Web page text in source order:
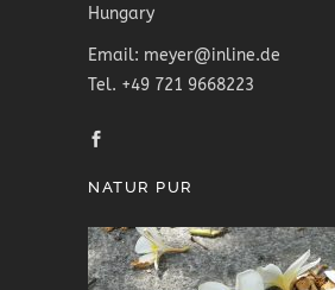
Hungary
Email: meyer@inline.de
Tel. +49 721 9668223
NATUR PUR